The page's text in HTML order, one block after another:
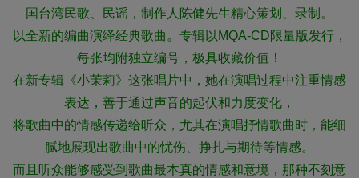
国台湾民歌、民谣，制作人陈健先生精心策划、录制。
以全新的编曲演绎经典歌曲。专辑以MQA-CD限量版发行，
每张均附独立编号，极具收藏价值！
在新专辑《小茉莉》这张唱片中，她在演唱过程中注重情感
表达，善于通过声音的起伏和力度变化，
将歌曲中的情感传递给听众，尤其在演唱抒情歌曲时，能细
腻地展现出歌曲中的忧伤、挣扎与期待等情感。
而且听众能够感受到歌曲最本真的情感和意境，那种不刻意